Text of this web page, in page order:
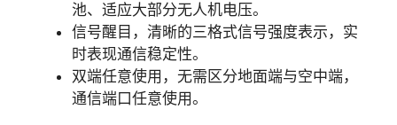
池、适应大部分无人机电压。
信号醒目，清晰的三格式信号强度表示，实
时表现通信稳定性。
双端任意使用，无需区分地面端与空中端，
通信端口任意使用。